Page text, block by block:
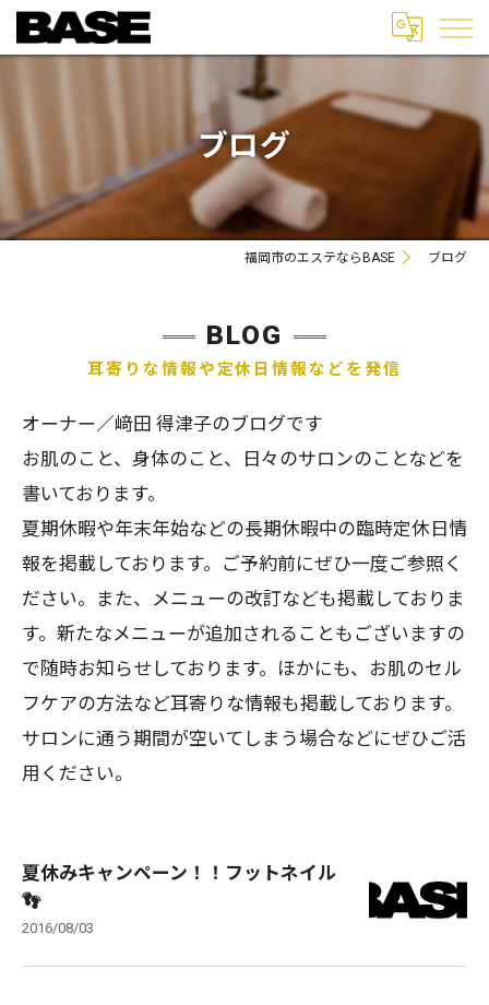
ブログ
福岡市のエステならBASE ブログ
BLOG
耳寄りな情報や定休日情報などを発信
オーナー／﨑田 得津子のブログです
お肌のこと、身体のこと、日々のサロンのことなどを
書いております。
夏期休暇や年末年始などの長期休暇中の臨時定休日情
報を掲載しております。ご予約前にぜひ一度ご参照く
ださい。また、メニューの改訂なども掲載しておりま
す。新たなメニューが追加されることもございますの
で随時お知らせしております。ほかにも、お肌のセル
フケアの方法など耳寄りな情報も掲載しております。
サロンに通う期間が空いてしまう場合などにぜひご活
用ください。
夏休みキャンペーン！！フットネイル
👣
2016/08/03